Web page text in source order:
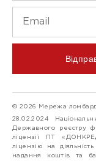
© 2026 Мережа
28.02.2024
Державного реєстру
ліцензії ПТ
ліцензію на
надання коштів та